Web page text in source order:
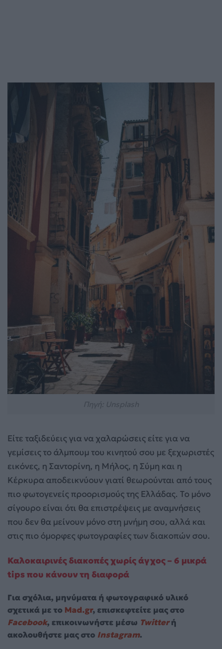
Είτε ταξιδεύεις για να χαλαρώσεις είτε για να
γεμίσεις το άλμπουμ του κινητού σου με ξεχωριστές
εικόνες, η Σαντορίνη, η Μήλος, η Σύμη και η
Κέρκυρα αποδεικνύουν γιατί θεωρούνται από τους
πιο φωτογενείς προορισμούς της Ελλάδας. Το μόνο
σίγουρο είναι ότι θα επιστρέψεις με αναμνήσεις
που δεν θα μείνουν μόνο στη μνήμη σου, αλλά και
στις πιο όμορφες φωτογραφίες των διακοπών σου.
Καλοκαιρινές διακοπές χωρίς άγχος – 6 μικρά
tips που κάνουν τη διαφορά
Για σχόλια, μηνύματα ή φωτογραφικό υλικό
σχετικά με το Mad.gr, επισκεφτείτε μας στο
Facebook, επικοινωνήστε μέσω Twitterή
ακολουθήστε μας στο Instagram.